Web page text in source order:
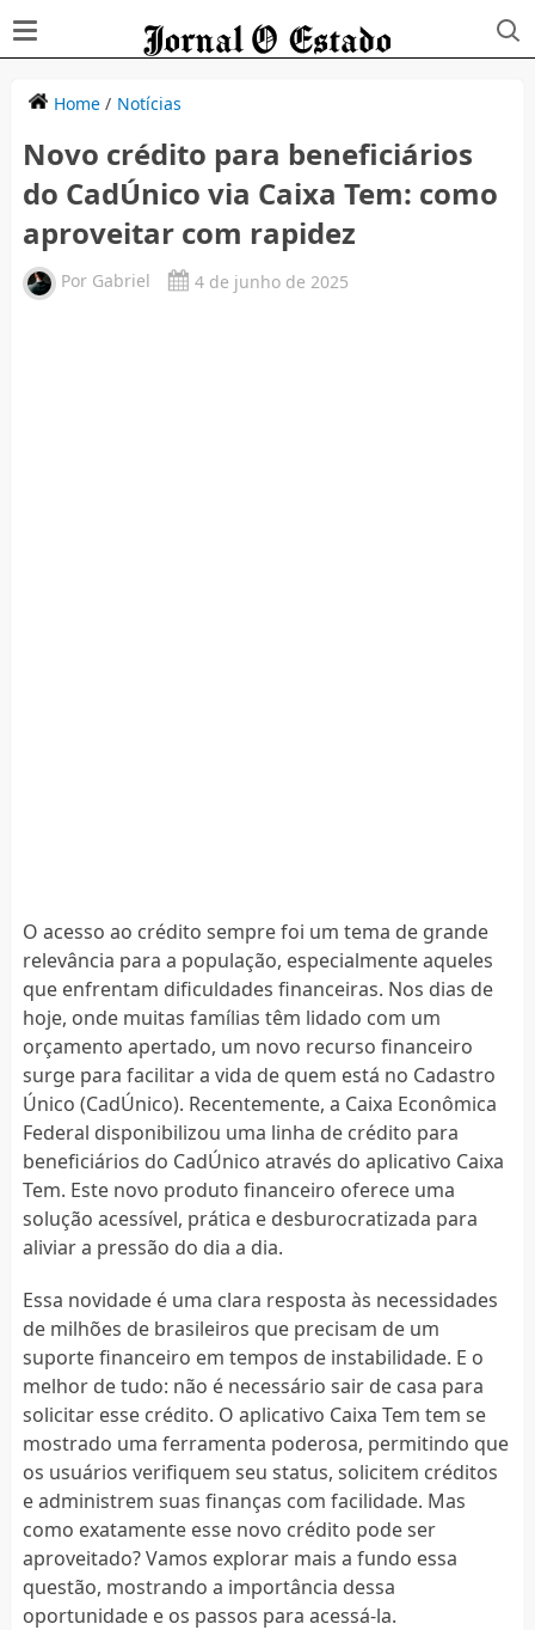
Home/ Notícias
Novo crédito para beneficiários
do CadÚnico via Caixa Tem: como
aproveitar com rapidez
Por Gabriel 4 de junho de 2025
O acesso ao crédito sempre foi um tema de grande
relevância para a população, especialmente aqueles
que enfrentam dificuldades financeiras. Nos dias de
hoje, onde muitas famílias têm lidado com um
orçamento apertado, um novo recurso financeiro
surge para facilitar a vida de quem está no Cadastro
Único (CadÚnico). Recentemente, a Caixa Econômica
Federal disponibilizou uma linha de crédito para
beneficiários do CadÚnico através do aplicativo Caixa
Tem. Este novo produto financeiro oferece uma
solução acessível, prática e desburocratizada para
aliviar a pressão do dia a dia.
Essa novidade é uma clara resposta às necessidades
de milhões de brasileiros que precisam de um
suporte financeiro em tempos de instabilidade. E o
melhor de tudo: não é necessário sair de casa para
solicitar esse crédito. O aplicativo Caixa Tem tem se
mostrado uma ferramenta poderosa, permitindo que
os usuários verifiquem seu status, solicitem créditos
e administrem suas finanças com facilidade. Mas
como exatamente esse novo crédito pode ser
aproveitado? Vamos explorar mais a fundo essa
questão, mostrando a importância dessa
oportunidade e os passos para acessá-la.